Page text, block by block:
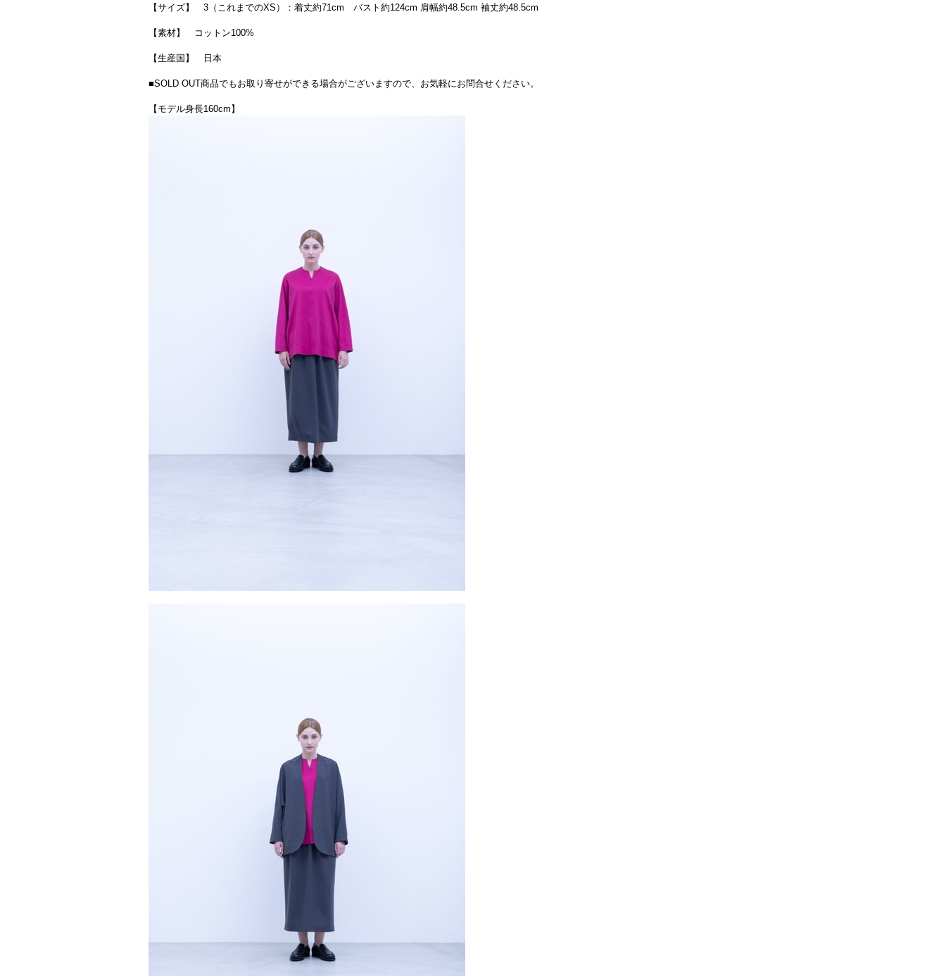
【サイズ】 3（これまでのXS）：着丈約71cm バスト約124cm 肩幅約48.5cm 袖丈約48.5cm
【素材】 コットン100%
【生産国】 日本
■SOLD OUT商品でもお取り寄せができる場合がございますので、お気軽にお問合せください。
【モデル身長160cm】